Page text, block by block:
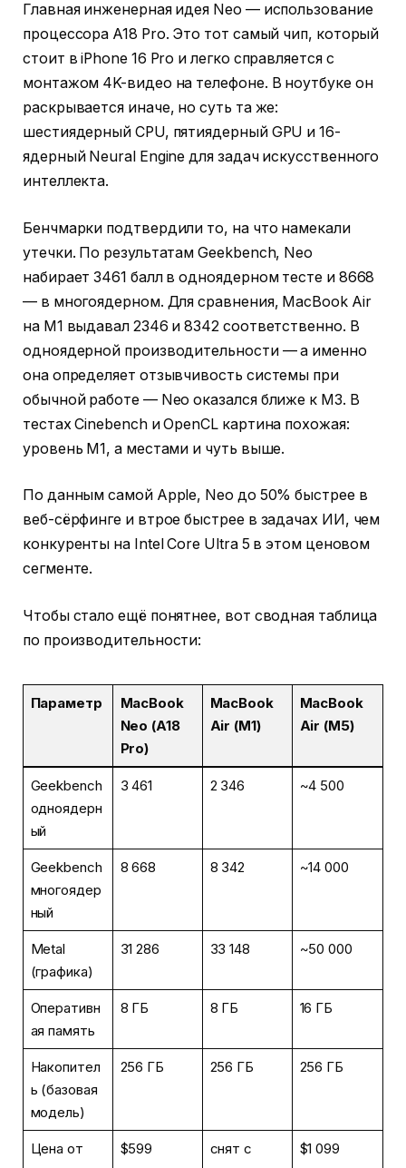
Главная инженерная идея Neo — использование
процессора A18 Pro. Это тот самый чип, который
стоит в iPhone 16 Pro и легко справляется с
монтажом 4K-видео на телефоне. В ноутбуке он
раскрывается иначе, но суть та же:
шестиядерный CPU, пятиядерный GPU и 16-
ядерный Neural Engine для задач искусственного
интеллекта.
Бенчмарки подтвердили то, на что намекали
утечки. По результатам Geekbench, Neo
набирает 3461 балл в одноядерном тесте и 8668
— в многоядерном. Для сравнения, MacBook Air
на M1 выдавал 2346 и 8342 соответственно. В
одноядерной производительности — а именно
она определяет отзывчивость системы при
обычной работе — Neo оказался ближе к M3. В
тестах Cinebench и OpenCL картина похожая:
уровень M1, а местами и чуть выше.
По данным самой Apple, Neo до 50% быстрее в
веб-сёрфинге и втрое быстрее в задачах ИИ, чем
конкуренты на Intel Core Ultra 5 в этом ценовом
сегменте.
Чтобы стало ещё понятнее, вот сводная таблица
по производительности:
Параметр
MacBook
Neo (A18
Pro)
MacBook
Air (M1)
MacBook
Air (M5)
Geekbench
одноядерн
ый
3 461 2 346 ~4 500
Geekbench
многоядер
ный
8 668 8 342 ~14 000
Metal
(графика)
31 286 33 148 ~50 000
Оперативн
ая память
8 ГБ 8 ГБ 16 ГБ
Накопител
ь (базовая
модель)
256 ГБ 256 ГБ 256 ГБ
Цена от $599
снят с
$1 099